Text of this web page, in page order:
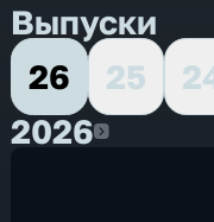
Выпуски
26
25
20262026